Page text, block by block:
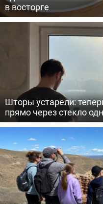
в восторге
Шторы устарели:
прямо через стекло